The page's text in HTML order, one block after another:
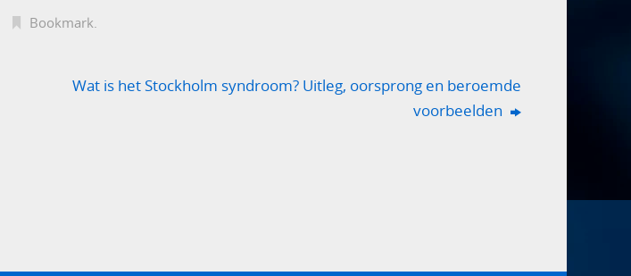
Bookmark.
Wat is het Stockholm syndroom? Uitleg, oorsprong en beroemde
voorbeelden